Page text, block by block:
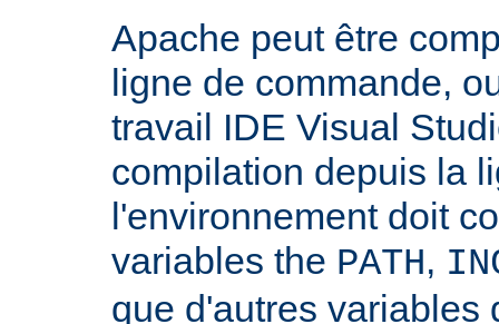
Apache peut être
ligne de commande,
travail IDE Visual
compilation depuis la
l'environnement doit
variables the PATH,
que d'autres variables